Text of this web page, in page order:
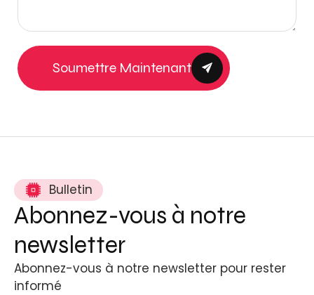
Soumettre Maintenant
Bulletin
Abonnez-vous à notre
newsletter
Abonnez-vous à notre newsletter pour rester
informé